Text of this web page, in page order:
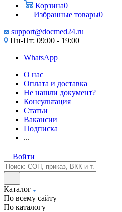
Корзина0
Избранные товары0
support@docmed24.ru
Пн-Пт: 09:00 - 19:00
WhatsApp
О нас
Оплата и доставка
Не нашли документ?
Консультация
Статьи
Вакансии
Подписка
...
Войти
Каталог
По всему сайту
По каталогу